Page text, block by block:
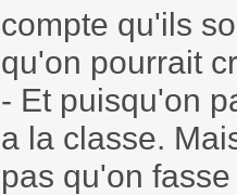
compte qu'ils
qu'on pourrait
- Et puisqu'on
a la classe.
pas qu'on